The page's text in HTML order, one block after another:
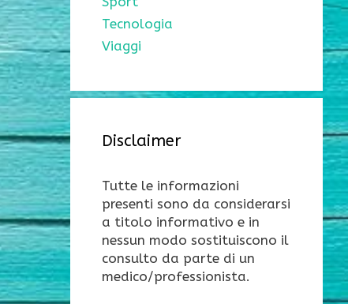
Tecnologia
Viaggi
Disclaimer
Tutte le informazioni
presenti sono da considerarsi
a titolo informativo e in
nessun modo sostituiscono il
consulto da parte di un
medico/professionista.